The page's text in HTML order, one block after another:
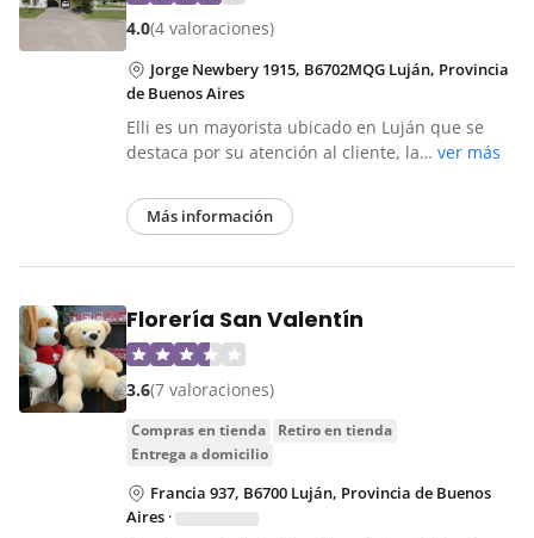
4.0(4 valoraciones)
Jorge Newbery 1915, B6702MQG Luján, Provincia
de Buenos Aires
Elli es un mayorista ubicado en Luján que se
destaca por su atención al cliente, la… ver más
Más información
Florería San Valentín
3.6(7 valoraciones)
compras en tienda
retiro en tienda
entrega a domicilio
Francia 937, B6700 Luján, Provincia de Buenos
Aires ·